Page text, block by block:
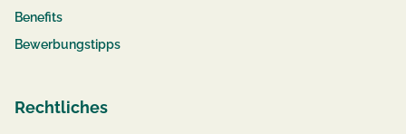
Benefits
Bewerbungstipps
Rechtliches